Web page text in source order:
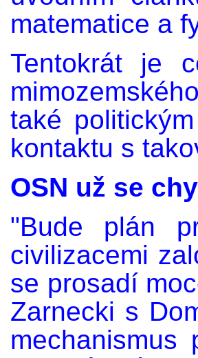
matematice a
Tentokrát je
také
kontaktu s
OSN už se
"Bude plán
civilizacemi
se prosadí
Zarnecki s